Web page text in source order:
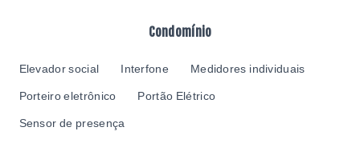
Condomínio
Elevador social Interfone Medidores individuais
Porteiro eletrônico Portão Elétrico
Sensor de presença